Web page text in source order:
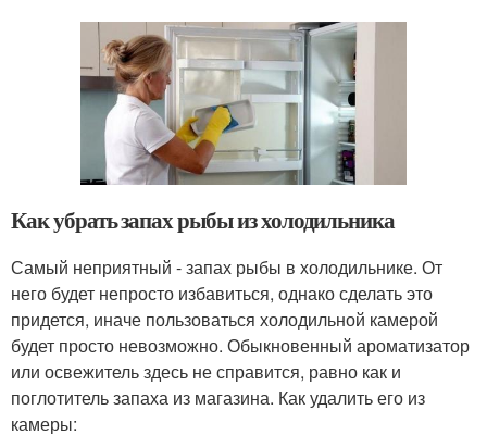
Как убрать запах рыбы из холодильника
Самый неприятный - запах рыбы в холодильнике. От
него будет непросто избавиться, однако сделать это
придется, иначе пользоваться холодильной камерой
будет просто невозможно. Обыкновенный ароматизатор
или освежитель здесь не справится, равно как и
поглотитель запаха из магазина. Как удалить его из
камеры: